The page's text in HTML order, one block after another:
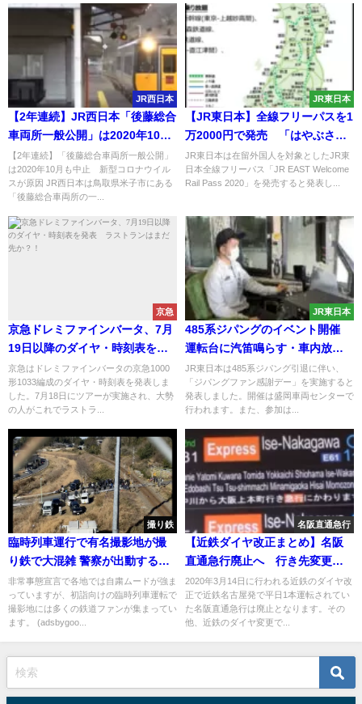
JR西日本
【2年連続】JR西日本「後藤総合
車両所一般公開」は2020年10月
も中止へ 新型コロナウイルス
感染拡大で
【2年連続】「後藤総合車両所一般公開」
は2020年10月も中止 新型コロナウイル
スが原因 JR西日本は鳥取県米子市にある
「後藤総合車両所の一...
JR東日本
【JR東日本】全線フリーパスを1
万2000円で発売 「はやぶさ」
も乗車可能 在留外国人が対象
で日本人は利用不可
JR東日本は在留外国人を対象としたJR東
日本全線フリーパス「JR EAST Welcome
Rail Pass 2020」を発売すると発表し...
京急
京急ドレミファインバータ、7月
19日以降のダイヤ・時刻表を発
表 ラストランはまだ先か？！
京急はドレミファインバータの京急1000
形1033編成のダイヤ・時刻表を発表しま
した。7月18日にツアーが実施され、大勢
の人がこれでラストラ...
JR東日本
485系ジパングのイベント開催
運転台に汽笛鳴らす・車内放送
体験も
JR東日本は485系ジパング引退に伴い、
「ジパングファン感謝デー」を実施すると
発表しました。開催は盛岡車両センターで
行われます。また、参加は...
撮り鉄
臨時列車運行で有名撮影地が撮
り鉄で大混雑 警察が出動する騒
ぎに 悪質な場所取りも横行
非常事態宣言で各地では自粛ムードが強ま
っていますが、初詣向けの臨時列車運転で
撮影地には多くの鉄道ファンが集まってい
ます。 (adsbygoo...
名阪直通急行
【近鉄ダイヤ改正まとめ】名阪
直通急行廃止へ 行き先変更
で 名古屋発平日1本のみ
2020年3月14日に行われる近鉄のダイヤ改
正で近鉄名古屋発で平日1本運転されてい
た名阪直通急行は廃止となります。その
他、近鉄のダイヤ変更で...